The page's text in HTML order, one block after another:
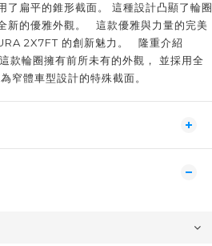
了扁平的錐形截面。 這種設計凸顯了輪圈
新的優雅外觀。 這款優雅與力量的完美
2X7FT 的創新魅力。 隆重介紹
款輪圈擁有前所未有的外觀， 並採用全
窄體車型設計的特殊截面。